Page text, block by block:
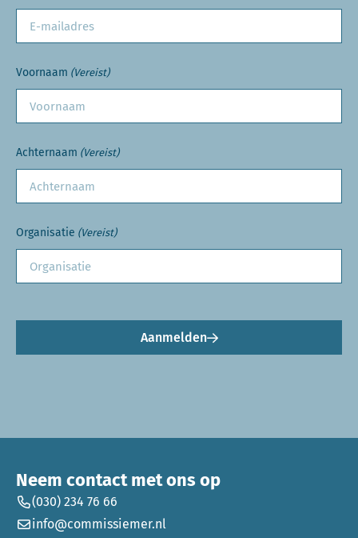
Voornaam (Vereist)
Achternaam (Vereist)
Organisatie (Vereist)
Aanmelden
Neem contact met ons op
(030) 234 76 66
info@commissiemer.nl